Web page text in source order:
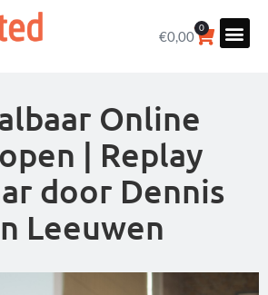
€0,00
0
Online
| Replay
door Dennis
Leeuwen